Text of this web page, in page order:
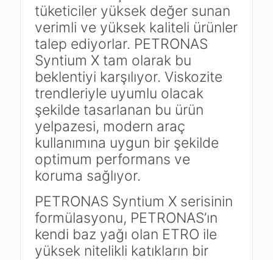
tüketiciler yüksek değer sunan
verimli ve yüksek kaliteli ürünler
talep ediyorlar. PETRONAS
Syntium X tam olarak bu
beklentiyi karşılıyor. Viskozite
trendleriyle uyumlu olacak
şekilde tasarlanan bu ürün
yelpazesi, modern araç
kullanımına uygun bir şekilde
optimum performans ve
koruma sağlıyor.
PETRONAS Syntium X serisinin
formülasyonu, PETRONAS’ın
kendi baz yağı olan ETRO ile
yüksek nitelikli katıkların bir